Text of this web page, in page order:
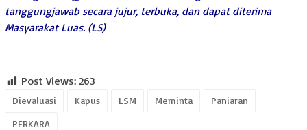
tanggungjawab secara jujur, terbuka, dan dapat diterima
Masyarakat Luas. (LS)
Post Views: 263
Dievaluasi Kapus LSM Meminta
Paniaran
PERKARA